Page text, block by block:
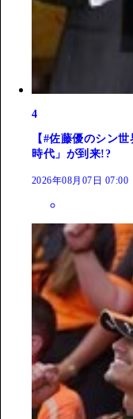
4
【#佐藤優のシン
時代」が到来!?
2026年08月07日 07:00